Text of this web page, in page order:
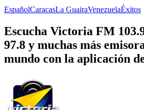
EspañolCaracasLa GuairaVenezuelaÉxitos
Escucha Victoria FM
97.8 y muchas más
mundo con la aplicación